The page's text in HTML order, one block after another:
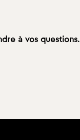
à vos questions.